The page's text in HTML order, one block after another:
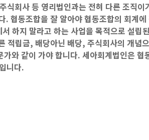
회사 등 영리법인과는 전혀 다른 조직이
협동조합을 잘 알아야 협동조합의 회계
하지 말라고 하는 사업을 목적으로 설립
적립금, 배당아닌 배당, 주식회사의 개념
와 같이 가야 합니다. 세아회계법인은 협
니다.